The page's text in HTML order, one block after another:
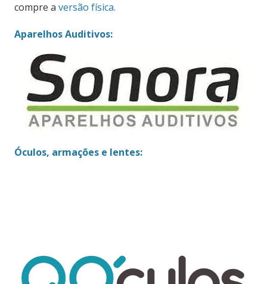
compre a versão física.
Aparelhos Auditivos:
Óculos, armações e lentes: